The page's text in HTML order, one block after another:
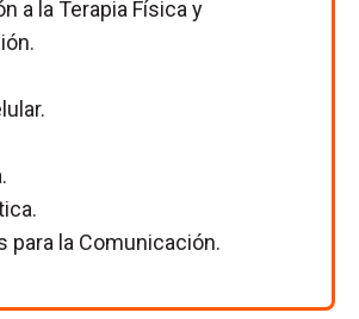
a la Terapia Física y
para la Comunicación.